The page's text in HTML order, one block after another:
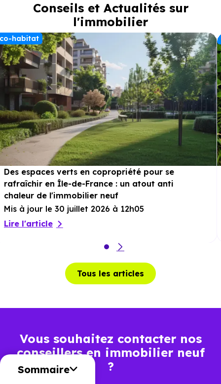
Sommaire
Conseils et Actualités sur
l'immobilier
habitat
Des espaces verts en copropriété pour se
rafraîchir en Île-de-France : un atout anti
chaleur de l'immobilier neuf
Mis à jour le 30 juillet 2026 à 12h05
Lire l'article
Tous les articles
Vous souhaitez contacter nos
conseillers en immobilier neuf
?